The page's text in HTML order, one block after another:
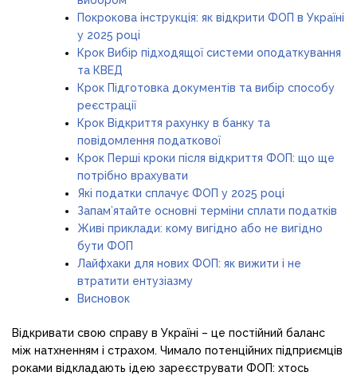
Покрокова інструкція: як відкрити ФОП в Україні
у 2025 році
Крок Вибір підходящої системи оподаткування
та КВЕД
Крок Підготовка документів та вибір способу
реєстрації
Крок Відкриття рахунку в банку та
повідомлення податкової
Крок Перші кроки після відкриття ФОП: що ще
потрібно врахувати
Які податки сплачує ФОП у 2025 році
Запам’ятайте основні терміни сплати податків
Живі приклади: кому вигідно або не вигідно
бути ФОП
Лайфхаки для нових ФОП: як вижити і не
втратити ентузіазму
Висновок
Відкривати свою справу в Україні – це постійний баланс
між натхненням і страхом. Чимало потенційних підприємців
роками відкладають ідею зареєструвати ФОП: хтось